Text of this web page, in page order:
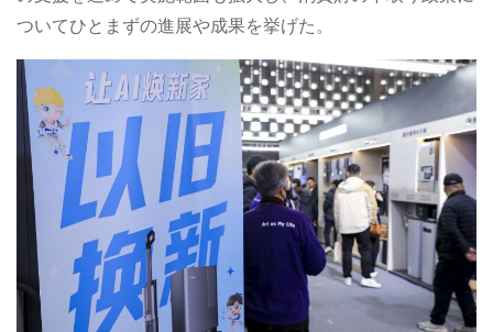
ついてひとまずの進展や成果を挙げた。